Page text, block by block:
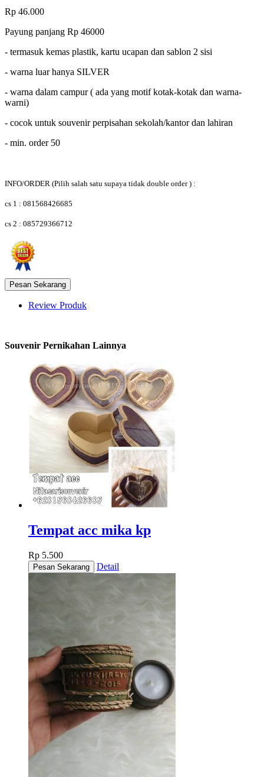
Rp 46.000
Payung panjang Rp 46000
- termasuk kemas plastik, kartu ucapan dan sablon 2 sisi
- warna luar hanya SILVER
- warna dalam campur ( ada yang motif kotak-kotak dan warna-
warni)
- cocok untuk souvenir perpisahan sekolah/kantor dan lahiran
- min. order 50
INFO/ORDER (Pilih salah satu supaya tidak double order ) :
cs 1 : 081568426685
cs 2 : 085729366712
Review Produk
Souvenir Pernikahan Lainnya
Tempat acc mika kp
Rp 5.500
Detail